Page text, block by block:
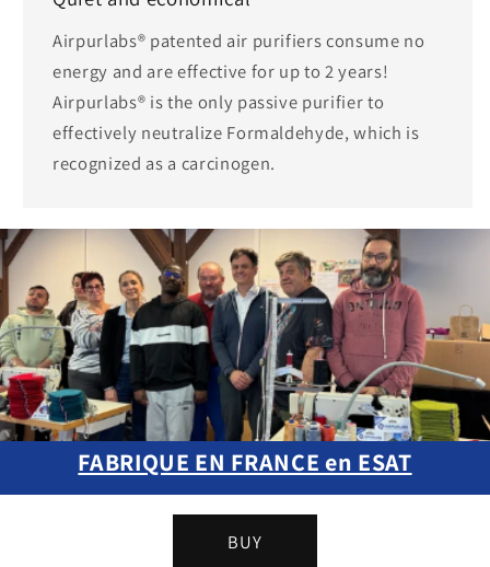
Airpurlabs® patented air purifiers consume no
energy and are effective for up to 2 years!
Airpurlabs® is the only passive purifier to
effectively neutralize Formaldehyde, which is
recognized as a carcinogen.
FABRIQUE EN FRANCE en ESAT
BUY